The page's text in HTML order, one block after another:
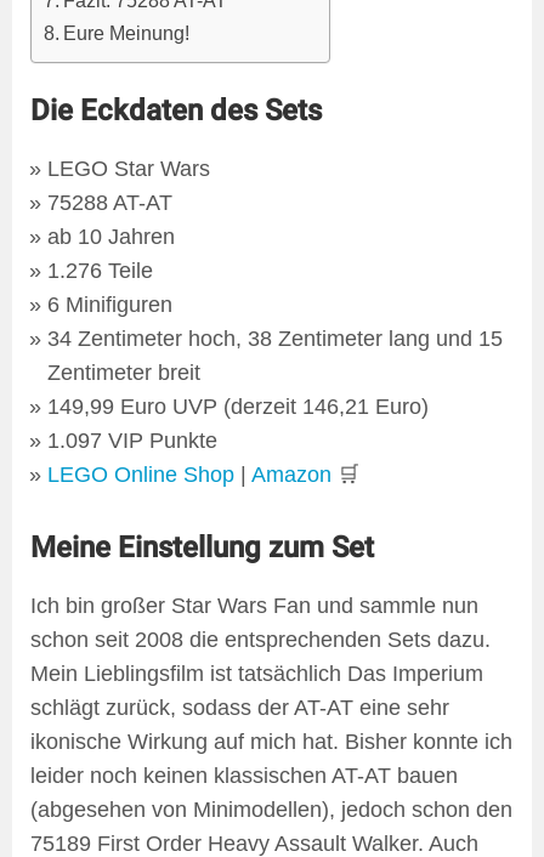
Eure Meinung!
Die Eckdaten des Sets
LEGO Star Wars
75288 AT-AT
ab 10 Jahren
1.276 Teile
6 Minifiguren
34 Zentimeter hoch, 38 Zentimeter lang und 15
Zentimeter breit
149,99 Euro UVP (derzeit 146,21 Euro)
1.097 VIP Punkte
LEGO Online Shop |Amazon 🛒
Meine Einstellung zum Set
Ich bin großer Star Wars Fan und sammle nun
schon seit 2008 die entsprechenden Sets dazu.
Mein Lieblingsfilm ist tatsächlich Das Imperium
schlägt zurück, sodass der AT-AT eine sehr
ikonische Wirkung auf mich hat. Bisher konnte ich
leider noch keinen klassischen AT-AT bauen
(abgesehen von Minimodellen), jedoch schon den
75189 First Order Heavy Assault Walker. Auch